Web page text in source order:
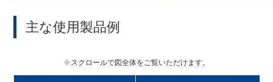
主な使用製品例
スクロールで図全体をご覧いただけます。